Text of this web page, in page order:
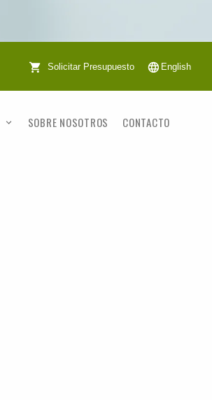
Solicitar Presupuesto English
SOBRE NOSOTROS CONTACTO